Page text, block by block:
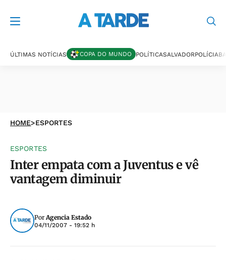
ÚLTIMAS NOTÍCIAS COPA DO MUNDO POLÍTICASALVADORPOLÍCIA
HOME>ESPORTES
ESPORTES
Inter empata com a Juventus e vê
vantagem diminuir
PorAgencia Estado
04/11/2007 - 19:52 h